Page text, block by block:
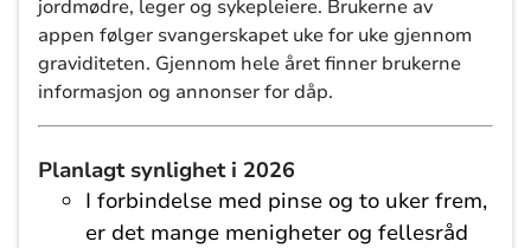
jordmødre, leger og sykepleiere. Brukerne av
appen følger svangerskapet uke for uke gjennom
graviditeten. Gjennom hele året finner brukerne
informasjon og annonser for dåp.
Planlagt synlighet i 2026
I forbindelse med pinse og to uker frem,
er det mange menigheter og fellesråd